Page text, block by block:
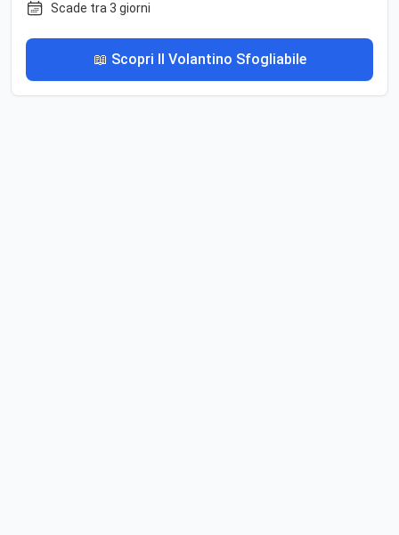
Scade tra 3 giorni
📖 Scopri Il Volantino Sfogliabile